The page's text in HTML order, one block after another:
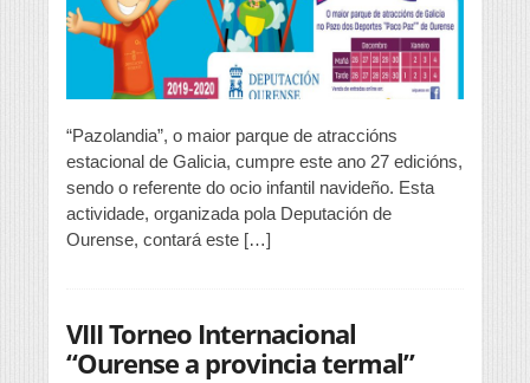
“Pazolandia”, o maior parque de atraccións
estacional de Galicia, cumpre este ano 27 edicións,
sendo o referente do ocio infantil navideño. Esta
actividade, organizada pola Deputación de
Ourense, contará este […]
VIII Torneo Internacional
“Ourense a provincia termal”